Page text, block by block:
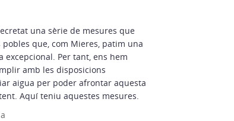
una sèrie de mesures que
que, com Mieres, patim una
excepcional. Per tant, ens hem
amb les disposicions
aigua per poder afrontar aquesta
Aquí teniu aquestes mesures.